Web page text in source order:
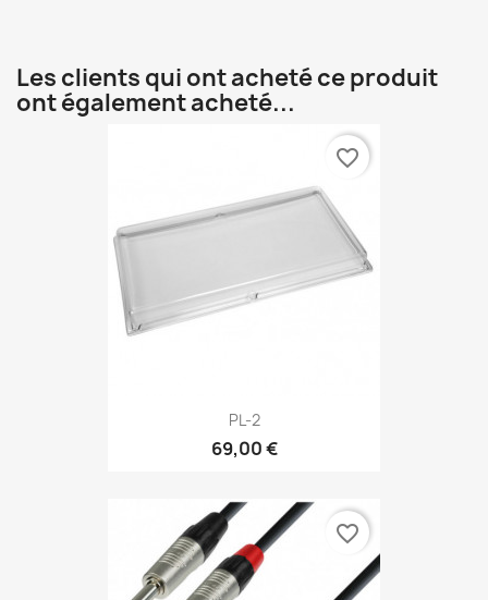
Les clients qui ont acheté ce produit
ont également acheté...
PL-2
69,00 €
favorite_border
favorite_border